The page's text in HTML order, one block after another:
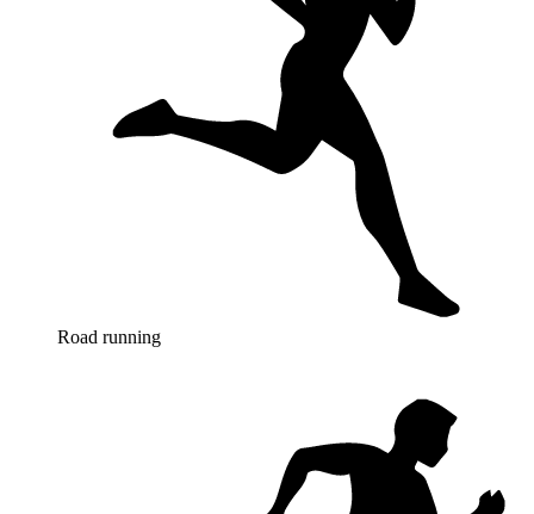
Road running